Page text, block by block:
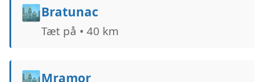
🏙️Bratunac
Tæt på • 40 km
Mramor